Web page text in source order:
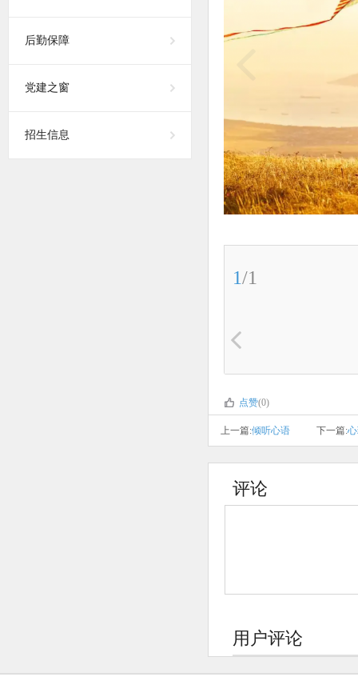
后勤保障
党建之窗
招生信息
1/1
点赞(0)
上一篇:倾听心语 下一篇:
评论
用户评论